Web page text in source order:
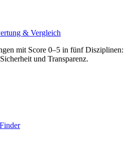
& Vergleich
mit Score 0–5 in fünf Disziplinen:
und Transparenz.